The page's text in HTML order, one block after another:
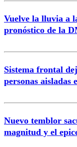
Vuelve la lluvia a
pronóstico de la
Sistema frontal
personas aisladas
Nuevo temblor
magnitud y el